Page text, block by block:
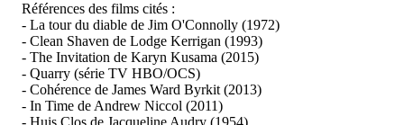
Références des films cités :
- La tour du diable de Jim O'Connolly (1972)
- Clean Shaven de Lodge Kerrigan (1993)
- The Invitation de Karyn Kusama (2015)
- Quarry (série TV HBO/OCS)
- Cohérence de James Ward Byrkit (2013)
- In Time de Andrew Niccol (2011)
- Huis Clos de Jacqueline Audry (1954)